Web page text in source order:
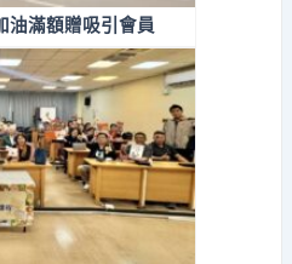
滿額贈吸引會員